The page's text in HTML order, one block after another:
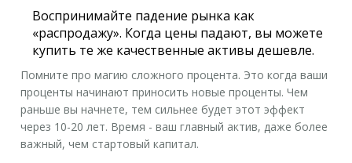
Воспринимайте падение рынка как
«распродажу». Когда цены падают, вы можете
купить те же качественные активы дешевле.
Помните про магию сложного процента. Это когда ваши
проценты начинают приносить новые проценты. Чем
раньше вы начнете, тем сильнее будет этот эффект
через 10-20 лет. Время - ваш главный актив, даже более
важный, чем стартовый капитал.